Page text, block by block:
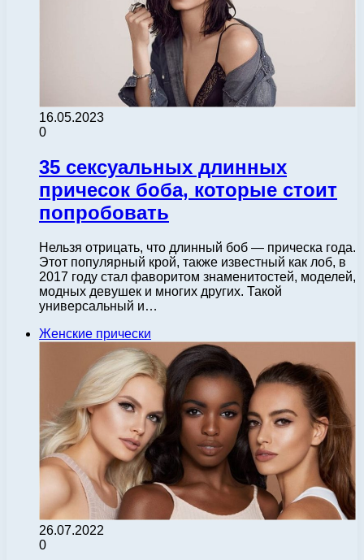
16.05.2023
0
35 сексуальных длинных
причесок боба, которые стоит
попробовать
Нельзя отрицать, что длинный боб — прическа года.
Этот популярный крой, также известный как лоб, в
2017 году стал фаворитом знаменитостей, моделей,
модных девушек и многих других. Такой
универсальный и…
Женские прически
26.07.2022
0